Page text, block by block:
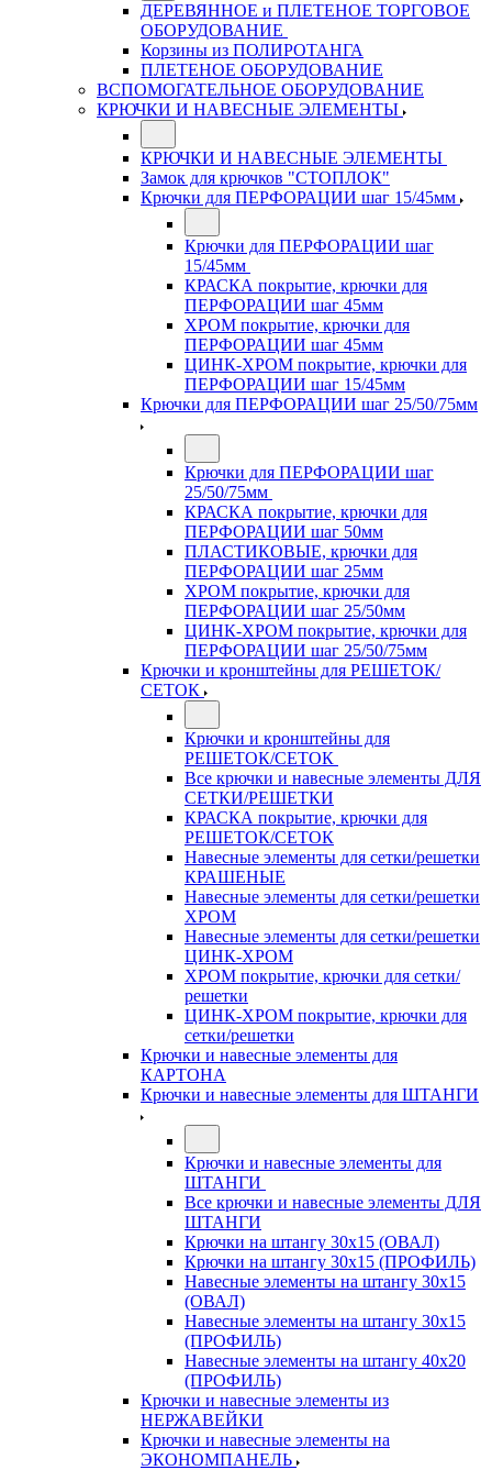
ДЕРЕВЯННОЕ и ПЛЕТЕНОЕ ТОРГОВОЕ
ОБОРУДОВАНИЕ
Корзины из ПОЛИРОТАНГА
ПЛЕТЕНОЕ ОБОРУДОВАНИЕ
ВСПОМОГАТЕЛЬНОЕ ОБОРУДОВАНИЕ
КРЮЧКИ И НАВЕСНЫЕ ЭЛЕМЕНТЫ
КРЮЧКИ И НАВЕСНЫЕ ЭЛЕМЕНТЫ
Замок для крючков "СТОПЛОК"
Крючки для ПЕРФОРАЦИИ шаг 15/45мм
Крючки для ПЕРФОРАЦИИ шаг
15/45мм
КРАСКА покрытие, крючки для
ПЕРФОРАЦИИ шаг 45мм
ХРОМ покрытие, крючки для
ПЕРФОРАЦИИ шаг 45мм
ЦИНК-ХРОМ покрытие, крючки для
ПЕРФОРАЦИИ шаг 15/45мм
Крючки для ПЕРФОРАЦИИ шаг 25/50/75мм
Крючки для ПЕРФОРАЦИИ шаг
25/50/75мм
КРАСКА покрытие, крючки для
ПЕРФОРАЦИИ шаг 50мм
ПЛАСТИКОВЫЕ, крючки для
ПЕРФОРАЦИИ шаг 25мм
ХРОМ покрытие, крючки для
ПЕРФОРАЦИИ шаг 25/50мм
ЦИНК-ХРОМ покрытие, крючки для
ПЕРФОРАЦИИ шаг 25/50/75мм
Крючки и кронштейны для РЕШЕТОК/
СЕТОК
Крючки и кронштейны для
РЕШЕТОК/СЕТОК
Все крючки и навесные элементы ДЛЯ
СЕТКИ/РЕШЕТКИ
КРАСКА покрытие, крючки для
РЕШЕТОК/СЕТОК
Навесные элементы для сетки/решетки
КРАШЕНЫЕ
Навесные элементы для сетки/решетки
ХРОМ
Навесные элементы для сетки/решетки
ЦИНК-ХРОМ
ХРОМ покрытие, крючки для сетки/
решетки
ЦИНК-ХРОМ покрытие, крючки для
сетки/решетки
Крючки и навесные элементы для
КАРТОНА
Крючки и навесные элементы для ШТАНГИ
Крючки и навесные элементы для
ШТАНГИ
Все крючки и навесные элементы ДЛЯ
ШТАНГИ
Крючки на штангу 30х15 (ОВАЛ)
Крючки на штангу 30х15 (ПРОФИЛЬ)
Навесные элементы на штангу 30х15
(ОВАЛ)
Навесные элементы на штангу 30х15
(ПРОФИЛЬ)
Навесные элементы на штангу 40х20
(ПРОФИЛЬ)
Крючки и навесные элементы из
НЕРЖАВЕЙКИ
Крючки и навесные элементы на
ЭКОНОМПАНЕЛЬ